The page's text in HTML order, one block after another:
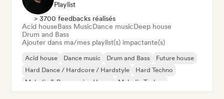
Playlist
> 3700 feedbacks réalisés
Acid houseBass MusicDance musicDeep house
Drum and Bass
Ajouter dans ma/mes playlist(s) impactante(s)
Acid house Dance music Drum and Bass
Future house
Hard Dance / Hardcore / Hardstyle
Hard Techno
Melodic & Progressive House
Melodic Techno